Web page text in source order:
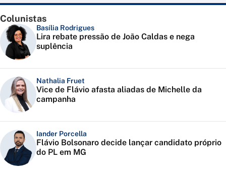
Colunistas
Basília Rodrigues
Lira rebate pressão de João Caldas e nega
suplência
Nathalia Fruet
Vice de Flávio afasta aliadas de Michelle da
campanha
Iander Porcella
Flávio Bolsonaro decide lançar candidato próprio
do PL em MG